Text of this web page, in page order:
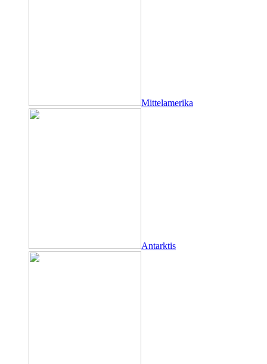
Mittelamerika
Antarktis